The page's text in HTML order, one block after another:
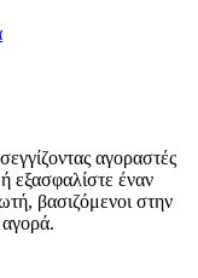
αγοραστές
εξασφαλίστε έναν
βασιζόμενοι στην
αγορά.